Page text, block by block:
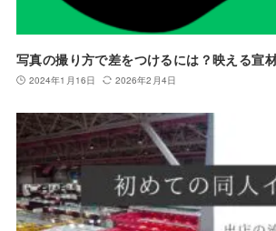
写真の撮り方で差をつけるには？映える宣
2024年1月16日 2026年2月4日